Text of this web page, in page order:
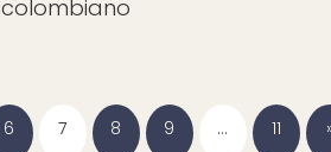
colombiano
6 7 8 9 … 11